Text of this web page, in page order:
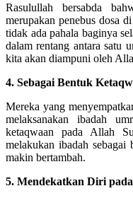
Rasulullah bersabda
merupakan penebus dosa
tidak ada pahala baginya
dalam rentang antara satu
kita akan diampuni oleh
4. Sebagai Bentuk
Mereka yang
melaksanakan ibadah
ketaqwaan pada Allah
melakukan ibadah sebagai
makin bertambah.
5. Mendekatkan Diri